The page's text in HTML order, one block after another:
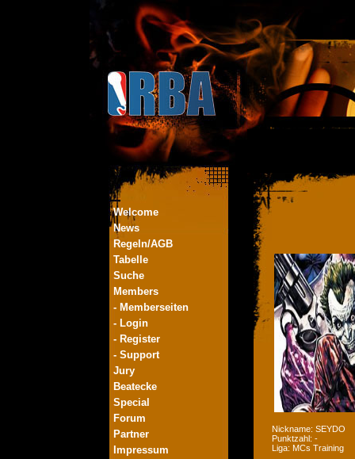
Welcome
News
Regeln/AGB
Tabelle
Suche
Members
- Memberseiten
- Login
- Register
- Support
Jury
Beatecke
Special
Forum
Partner
Impressum
Nickname: SEYDO
Punktzahl: -
Liga: MCs Training